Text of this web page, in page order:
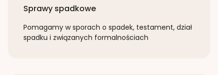
Sprawy spadkowe
Pomagamy w sporach o spadek, testament, dział
spadku i związanych formalnościach